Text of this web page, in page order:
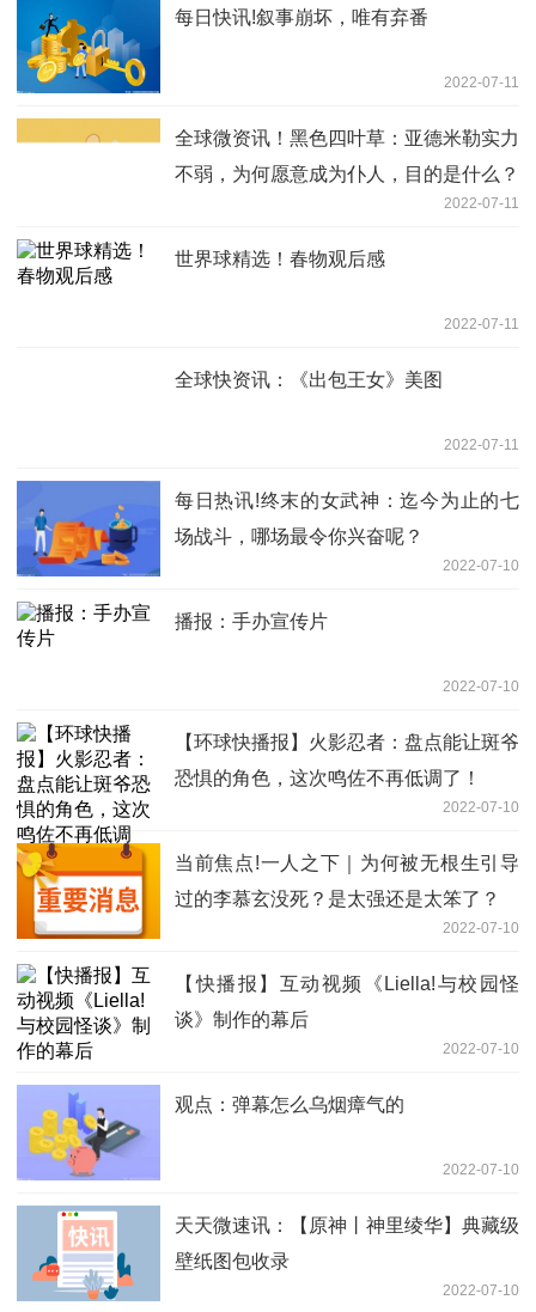
每日快讯!叙事崩坏，唯有弃番
2022-07-11
全球微资讯！黑色四叶草：亚德米勒实力
不弱，为何愿意成为仆人，目的是什么？
2022-07-11
世界球精选！春物观后感
2022-07-11
全球快资讯：《出包王女》美图
2022-07-11
每日热讯!终末的女武神：迄今为止的七
场战斗，哪场最令你兴奋呢？
2022-07-10
播报：手办宣传片
2022-07-10
【环球快播报】火影忍者：盘点能让斑爷
恐惧的角色，这次鸣佐不再低调了！
2022-07-10
当前焦点!一人之下｜为何被无根生引导
过的李慕玄没死？是太强还是太笨了？
2022-07-10
【快播报】互动视频《Liella!与校园怪
谈》制作的幕后
2022-07-10
观点：弹幕怎么乌烟瘴气的
2022-07-10
天天微速讯：【原神丨神里绫华】典藏级
壁纸图包收录
2022-07-10